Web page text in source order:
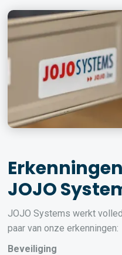
Erkenningen
JOJO
JOJO Systems werkt
paar van onze erkenningen:
Beveiliging